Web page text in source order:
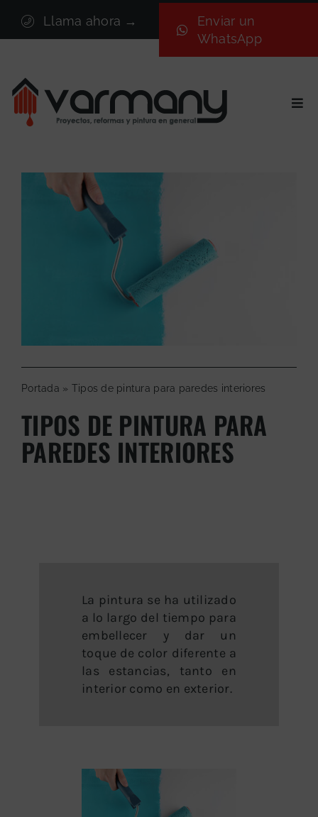
contenido
Llama ahora →
Enviar un
WhatsApp
Sectores
Servicios
Portada » Tipos de pintura para paredes interiores
TIPOS DE PINTURA PARA
PAREDES INTERIORES
La pintura se ha utilizado
a lo largo del tiempo para
embellecer y dar un
toque de color diferente a
las estancias, tanto en
interior como en exterior.